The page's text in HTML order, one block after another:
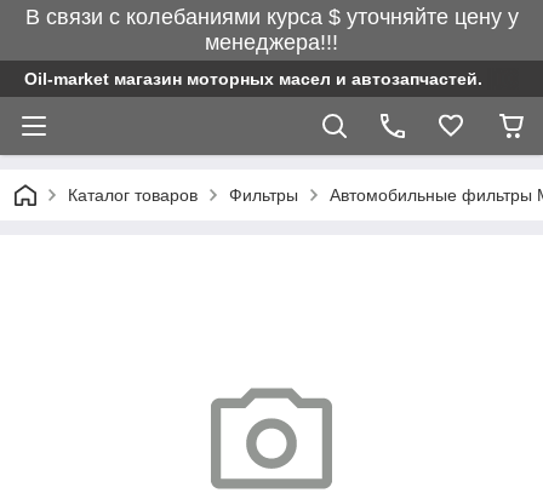
В связи с колебаниями курса $ уточняйте цену у
менеджера!!!
Oil-market магазин моторных масел и автозапчастей.
Каталог товаров Фильтры Автомобильные фильтры